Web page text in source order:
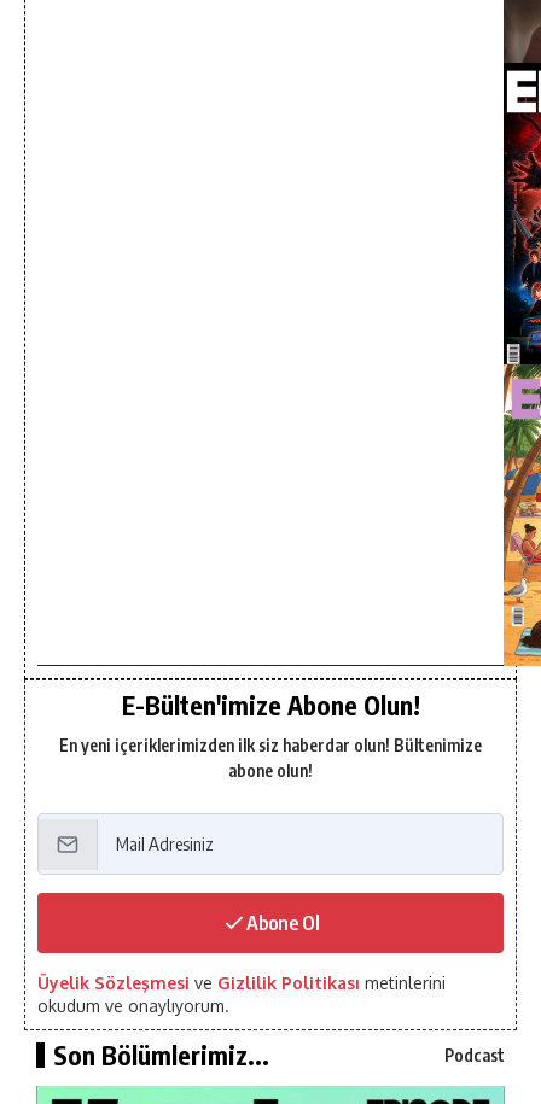
E-Bülten'imize Abone Olun!
En yeni içeriklerimizden ilk siz haberdar olun! Bültenimize
abone olun!
Abone Ol
Üyelik Sözleşmesi ve Gizlilik Politikası metinlerini
okudum ve onaylıyorum.
Son Bölümlerimiz... Podcast